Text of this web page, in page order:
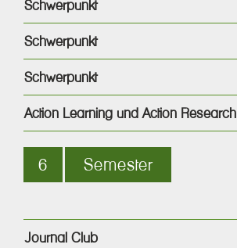
Schwerpunkt
Schwerpunkt
Schwerpunkt
Action Learning und Action Research
6 Semester
Journal Club